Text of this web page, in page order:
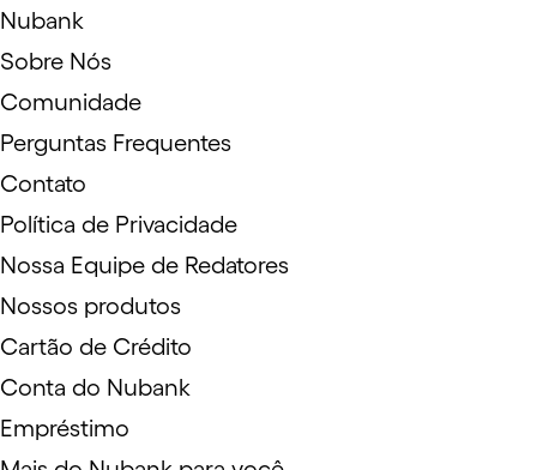
Nubank
Sobre Nós
Comunidade
Perguntas Frequentes
Contato
Política de Privacidade
Nossa Equipe de Redatores
Nossos produtos
Cartão de Crédito
Conta do Nubank
Empréstimo